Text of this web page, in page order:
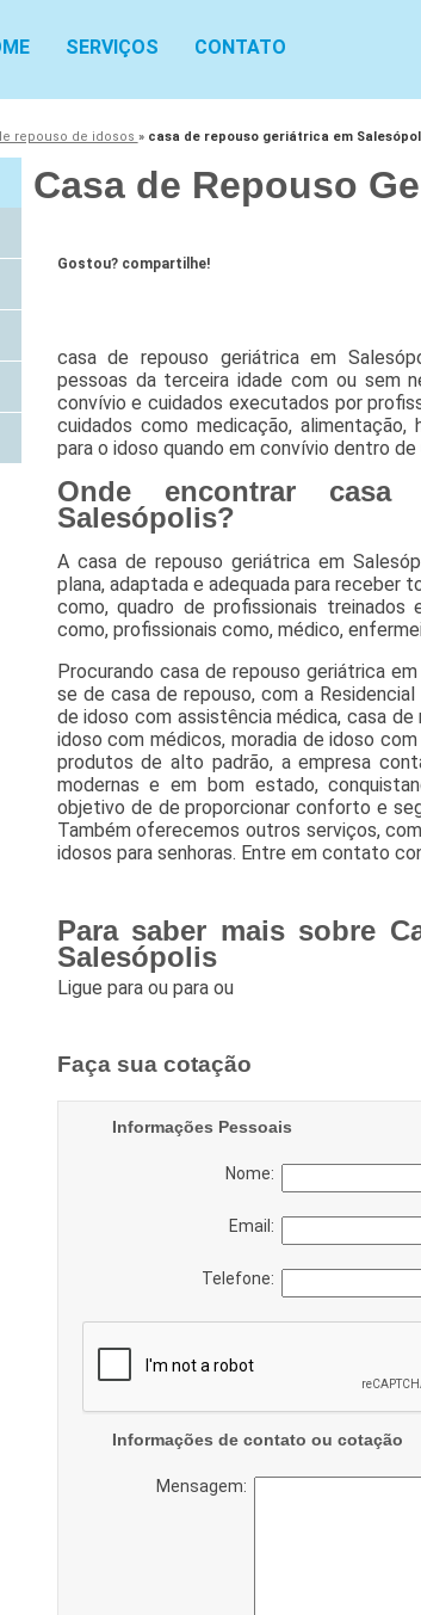
SERVIÇOS CONTATO
repouso de idosos » casa de repouso geriátrica em
Casa de Repouso
Gostou? compartilhe!
casa de repouso geriátrica em
pessoas da terceira idade com ou sem
convívio e cuidados executados por
cuidados como medicação,
para o idoso quando em convívio dentro
Onde encontrar
Salesópolis?
A casa de repouso geriátrica em
plana, adaptada e adequada para receber
como, quadro de profissionais treinados
como, profissionais como, médico,
Procurando casa de repouso geriátrica
se de casa de repouso, com a
de idoso com assistência médica, casa
idoso com médicos, moradia de idoso
produtos de alto padrão, a empresa
modernas e em bom estado,
objetivo de de proporcionar conforto e
Também oferecemos outros serviços,
idosos para senhoras. Entre em contato
Para saber mais sobre
Salesópolis
Ligue para ou para ou
Faça sua cotação
Informações Pessoais
Nome:
Email:
Telefone:
Informações de contato ou cotação
Mensagem: